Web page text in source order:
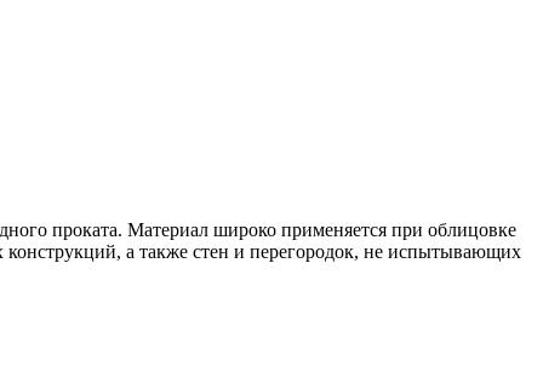
проката. Материал широко применяется при облицовке
конструкций, а также стен и перегородок, не испытывающих